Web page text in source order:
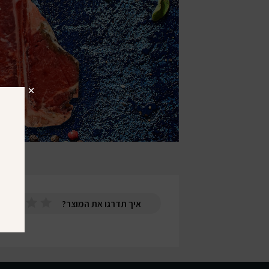
איך תדרגו את המוצר?